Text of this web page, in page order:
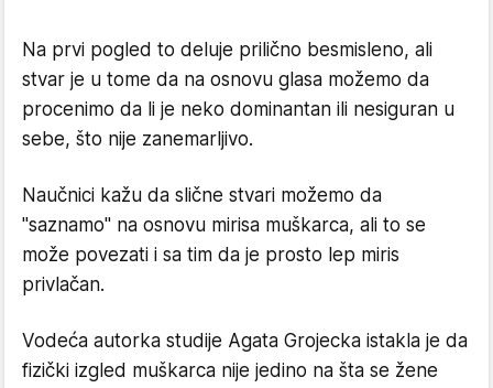
Na prvi pogled to deluje prilično besmisleno, ali
stvar je u tome da na osnovu glasa možemo da
procenimo da li je neko dominantan ili nesiguran u
sebe, što nije zanemarljivo.
Naučnici kažu da slične stvari možemo da
"saznamo" na osnovu mirisa muškarca, ali to se
može povezati i sa tim da je prosto lep miris
privlačan.
Vodeća autorka studije Agata Grojecka istakla je da
fizički izgled muškarca nije jedino na šta se žene